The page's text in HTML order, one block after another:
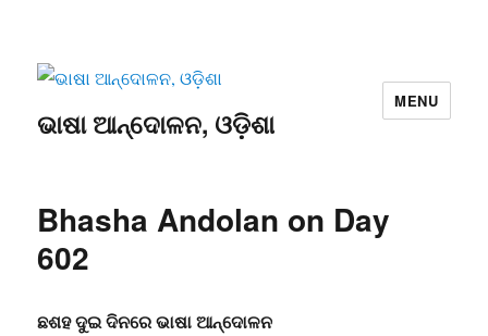
ଭାଷା ଆନ୍ଦୋଳନ, ଓଡ଼ିଶା
MENU
Bhasha Andolan on Day
602
ଛଶହ ଦୁଇ ଦିନରେ ଭାଷା ଆନ୍ଦୋଳନ